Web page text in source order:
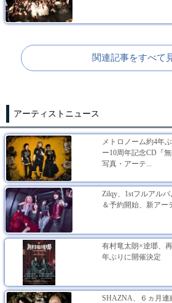
関連記事をすべて
アーティストニュース
メトロノーム約4年
ー10周年記念CD『
写真・アーテ...
Zilqy、1stフルアル
＆予約開始、新アー
有村竜太朗×逹瑯、
年ぶりに開催決定
SHAZNA、６ヵ月